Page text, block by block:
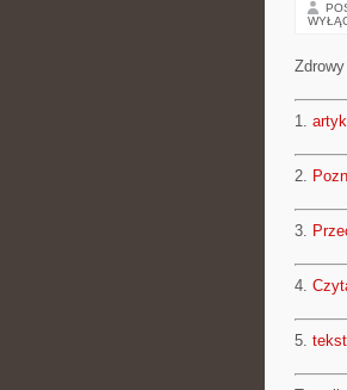
1.
2.
3.
4.
5.